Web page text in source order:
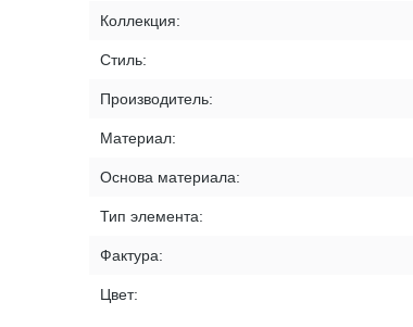
Коллекция:
Стиль:
Производитель:
Материал:
Основа материала:
Тип элемента:
Фактура:
Цвет: